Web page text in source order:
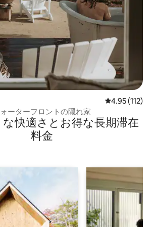
レビュー112
4.95 (112)
ーターフロントの隠れ家
快⁠適⁠さ⁠とお⁠得⁠な長⁠期⁠滞⁠在
料⁠金